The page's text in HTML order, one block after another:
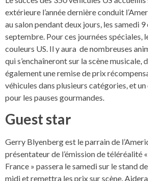
extérieure l’année dernière conduit
au salon pendant deux jours, les samedi
septembre. Pour ces journées spéciales,
couleurs US. Il y aura de nombreuses
qui s’enchaîneront sur la scène musicale,
également une remise de prix
véhicules dans plusieurs catégories, et
pour les pauses gourmandes.
Guest star
Gerry Blyenberg est le parrain de
présentateur de l’émission de téléréalité
France » passera le samedi sur le stand
midi et remettra les prix sur scène.